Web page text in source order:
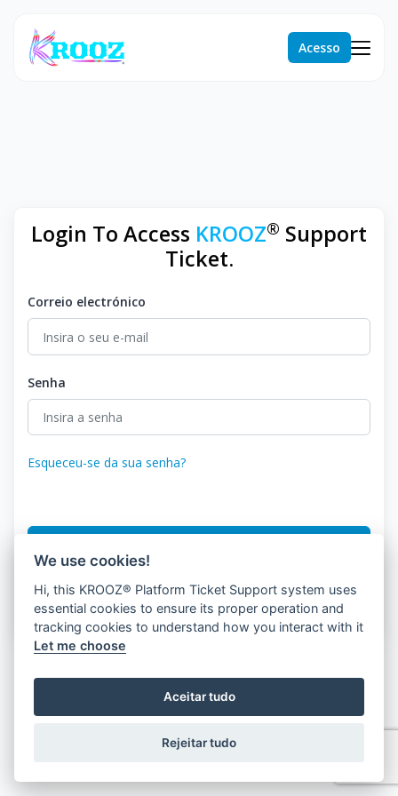
Acesso
Login To Access KROOZ® Support
Ticket.
Correio electrónico
Senha
Esqueceu-se da sua senha?
- Não .'Não tens uma conta? Registro de clientes
We use cookies!
Hi, this KROOZ® Platform Ticket Support system uses
essential cookies to ensure its proper operation and
tracking cookies to understand how you interact with it
Let me choose
Aceitar tudo
Rejeitar tudo